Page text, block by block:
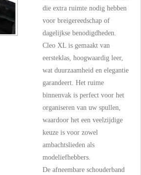
die extra ruimte nodig hebben
voor breigereedschap of
dagelijkse benodigdheden.
Cleo XL is gemaakt van
eersteklas, hoogwaardig leer,
wat duurzaamheid en elegantie
garandeert. Het ruime
binnenvak is perfect voor het
organiseren van uw spullen,
waardoor het een veelzijdige
keuze is voor zowel
ambachtslieden als
modeliefhebbers.
De afneembare schouderband